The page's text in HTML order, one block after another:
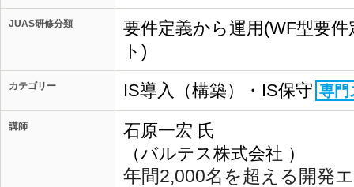
JUAS研修分類
要件定義から運用(WF型要
ト)
カテゴリー IS導入（構築）・IS保守 専門
講師
石原一宏 氏
（バルテス株式会社 ）
年間2,000名を超える開発